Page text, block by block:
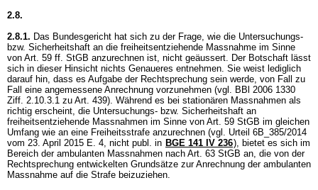
2.8.
2.8.1. Das Bundesgericht hat sich zu der Frage, wie die Untersuchungs-
bzw. Sicherheitshaft an die freiheitsentziehende Massnahme im Sinne
von Art. 59 ff. StGB anzurechnen ist, nicht geäussert. Der Botschaft lässt
sich in dieser Hinsicht nichts Genaueres entnehmen. Sie weist lediglich
darauf hin, dass es Aufgabe der Rechtsprechung sein werde, von Fall zu
Fall eine angemessene Anrechnung vorzunehmen (vgl. BBl 2006 1330
Ziff. 2.10.3.1 zu Art. 439). Während es bei stationären Massnahmen als
richtig erscheint, die Untersuchungs- bzw. Sicherheitshaft an
freiheitsentziehende Massnahmen im Sinne von Art. 59 StGB im gleichen
Umfang wie an eine Freiheitsstrafe anzurechnen (vgl. Urteil 6B_385/2014
vom 23. April 2015 E. 4, nicht publ. in BGE 141 IV 236), bietet es sich im
Bereich der ambulanten Massnahmen nach Art. 63 StGB an, die von der
Rechtsprechung entwickelten Grundsätze zur Anrechnung der ambulanten
Massnahme auf die Strafe beizuziehen.